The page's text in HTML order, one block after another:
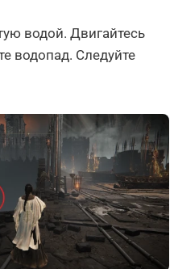
водой. Двигайтесь
водопад. Следуйте